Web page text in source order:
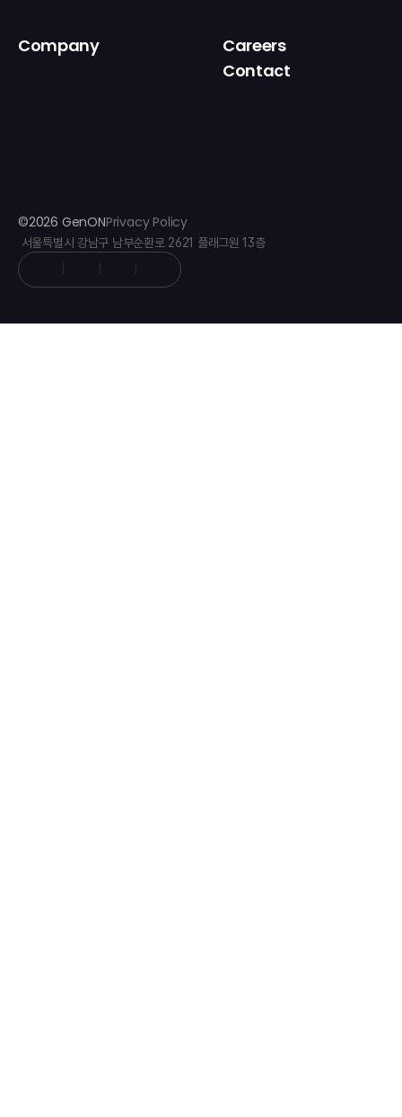
Company
Careers
Contact
©2026 GenONPrivacy Policy
서울특별시 강남구 남부순환로 2621 플래그원 13층